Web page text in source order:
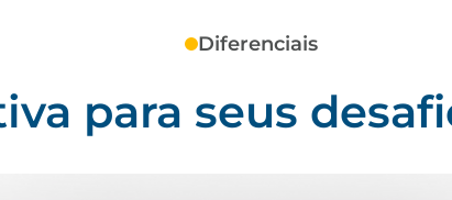
Diferenciais
para seus